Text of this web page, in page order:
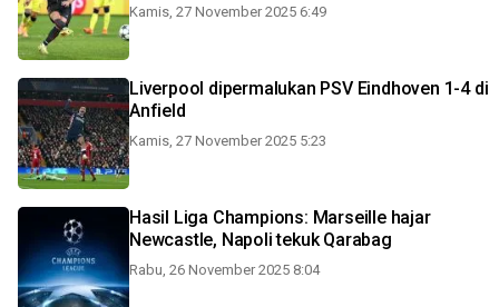
Kamis, 27 November 2025 6:49
Liverpool dipermalukan PSV Eindhoven 1-4 di
Anfield
Kamis, 27 November 2025 5:23
Hasil Liga Champions: Marseille hajar
Newcastle, Napoli tekuk Qarabag
Rabu, 26 November 2025 8:04